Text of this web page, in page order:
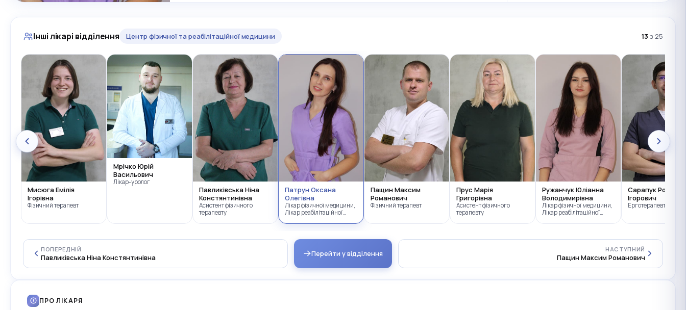
Інші лікарі відділення Центр фізичної та реабілітаційної медицини 13 з 25
Мисюга Емілія
Ігорівна
Фізичний терапевт
Мрічко Юрій
Васильович
Лікар-уролог
Павликівська Ніна
Констянтинівна
Асистент фізичного
терапевту
Патрун Оксана
Олегівна
Лікар фізичної медицини,
Лікар реабілітаційної
Пащин Максим
Романович
Фізичний терапевт
Прус Марія
Григорівна
Асистент фізичного
терапевту
Ружанчук Юліанна
Володимирівна
Лікар фізичної медицини,
Лікар реабілітаційної
Сарапук Роман
Ігорович
Ерготерапевт
ПОПЕРЕДНІЙ
Павликівська Ніна Констянтинівна Перейти у відділення НАСТУПНИЙ
Пащин Максим Романович
ПРО ЛІКАРЯ